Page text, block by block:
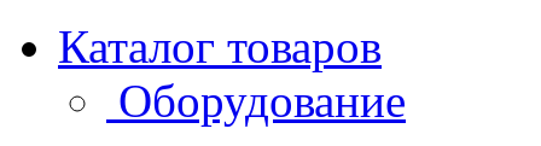
Каталог товаров
Оборудование